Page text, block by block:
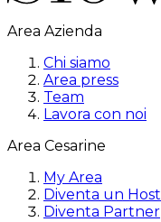
Area Azienda
Chi siamo
Area press
Team
Lavora con noi
Area Cesarine
My Area
Diventa un Host
Diventa Partner